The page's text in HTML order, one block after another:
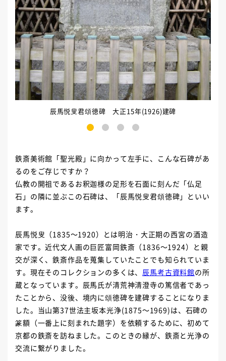
辰馬悦叟君頌徳碑 大正15年(1926)建碑
3 4
鉄斎美術館「聖光殿」に向かって左手に、こんな石碑があ
るのをご存じですか？
仏教の開祖であるお釈迦様の足形を石面に刻んだ「仏足
石」の隣に並ぶこの石碑は、「辰馬悦叟君頌徳碑」といい
ます。
辰馬悦叟（1835～1920）とは明治・大正期の西宮の酒造
家です。近代文人画の巨匠富岡鉄斎（1836～1924）と親
交が深く、鉄斎作品を蒐集していたことでも知られていま
す。現在そのコレクションの多くは、 辰馬考古資料館の所
蔵となっています。辰馬氏が清荒神清澄寺の篤信者であっ
たことから、没後、境内に頌徳碑を建碑することになりま
した。当山第37世法主坂本光浄(1875～1969)は、石碑の
篆額（一番上に刻まれた題字）を依頼するために、初めて
京都の鉄斎を訪ねました。このときの縁が、鉄斎と光浄の
交流に繋がりました。